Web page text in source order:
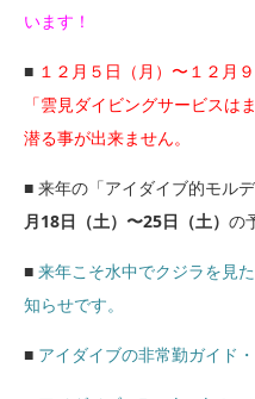
います！
■ １２月５日（月）〜１２月
「雲見ダイビングサービスは
潜る事が出来ません。
■ 来年の「アイダイブ的モル
月18日（土）〜25日（土） の
■ 来年こそ水中でクジラを見
知らせです。
■ アイダイブの非常勤ガイド